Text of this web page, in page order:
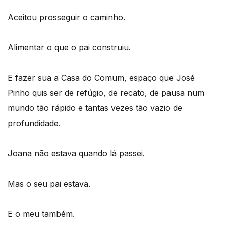
Aceitou prosseguir o caminho.
Alimentar o que o pai construiu.
E fazer sua a Casa do Comum, espaço que José
Pinho quis ser de refúgio, de recato, de pausa num
mundo tão rápido e tantas vezes tão vazio de
profundidade.
Joana não estava quando lá passei.
Mas o seu pai estava.
E o meu também.